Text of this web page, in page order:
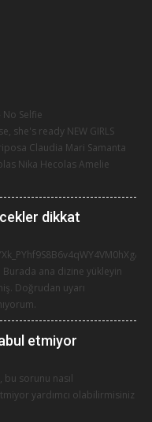
No Selfie
she's ready NEW GIRLS
Claudia Mari Samanta
Nika Hecolas Amelie
dikkat
ana dizine yükleyin
Doğrudan uyarı
etmiyor
sorunu nasıl
yardımcı olabilirmisiniz